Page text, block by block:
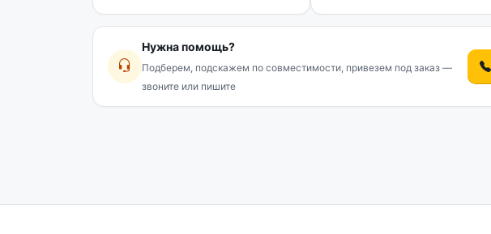
Нужна помощь?
Подберем, подскажем по совместимости, привезем под заказ —
звоните или пишите